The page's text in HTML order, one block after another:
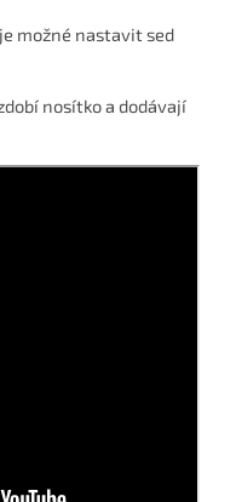
možné nastavit sed
nosítko a dodávají